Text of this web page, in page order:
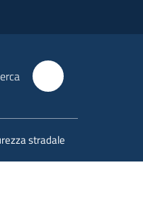
stradale